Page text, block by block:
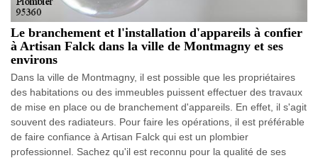
Le branchement et l'installation d'appareils à confier
à Artisan Falck dans la ville de Montmagny et ses
environs
Dans la ville de Montmagny, il est possible que les propriétaires
des habitations ou des immeubles puissent effectuer des travaux
de mise en place ou de branchement d'appareils. En effet, il s'agit
souvent des radiateurs. Pour faire les opérations, il est préférable
de faire confiance à Artisan Falck qui est un plombier
professionnel. Sachez qu'il est reconnu pour la qualité de ses